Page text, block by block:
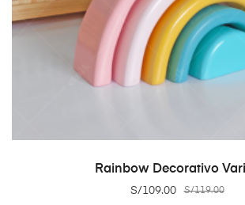
SELECT OPTIONS
Rainbow Decorativo
S/119.00
S/109.00